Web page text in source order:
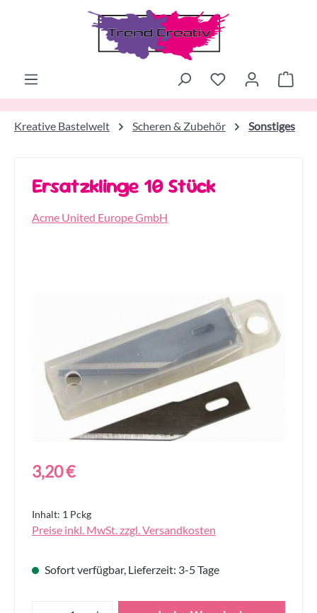
Zum Hauptinhalt springen
Kreative Bastelwelt Scheren & Zubehör Sonstiges
Ersatzklinge 10 Stück
Acme United Europe GmbH
Regulärer Preis:
3,20 €
Inhalt: 1 Pckg
Preise inkl. MwSt. zzgl. Versandkosten
Sofort verfügbar, Lieferzeit: 3-5 Tage